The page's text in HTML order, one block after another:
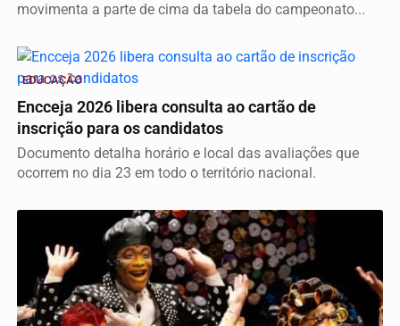
movimenta a parte de cima da tabela do campeonato...
EDUCAÇÃO
Encceja 2026 libera consulta ao cartão de
inscrição para os candidatos
Documento detalha horário e local das avaliações que
ocorrem no dia 23 em todo o território nacional.